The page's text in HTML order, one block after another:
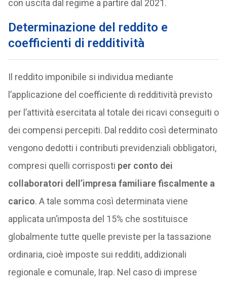
con uscita dal regime a partire dal 2021.
Determinazione del reddito e
coefficienti di redditività
Il reddito imponibile si individua mediante
l’applicazione del coefficiente di redditività previsto
per l’attività esercitata al totale dei ricavi conseguiti o
dei compensi percepiti. Dal reddito così determinato
vengono dedotti i contributi previdenziali obbligatori,
compresi quelli corrisposti per conto dei
collaboratori dell’impresa familiare fiscalmente a
carico. A tale somma così determinata viene
applicata un’imposta del 15% che sostituisce
globalmente tutte quelle previste per la tassazione
ordinaria, cioè imposte sui redditi, addizionali
regionale e comunale, Irap. Nel caso di imprese